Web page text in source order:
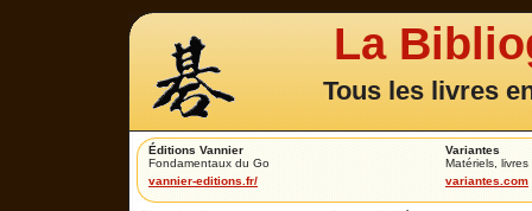
La
Tous les livres
Éditions Vannier
Fondamentaux du Go
vannier-editions.fr/
Variantes
Matériels,
variantes.com